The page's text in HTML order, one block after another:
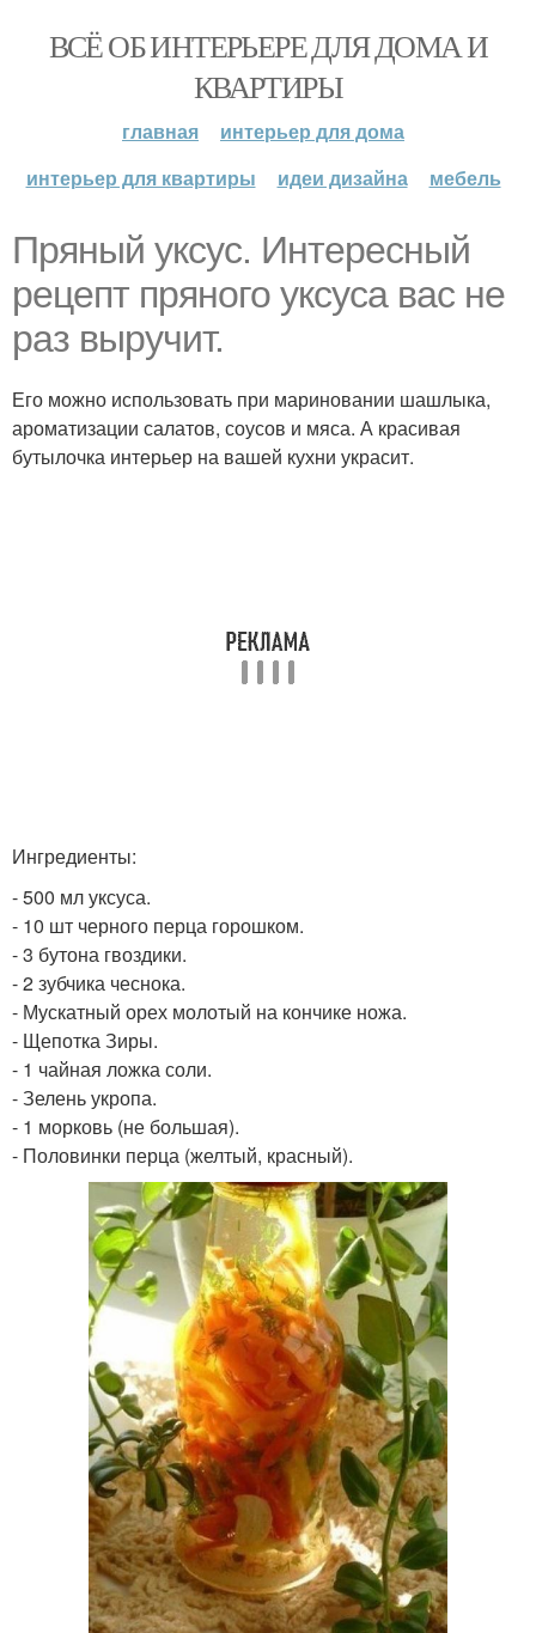
ВСЁ ОБ ИНТЕРЬЕРЕ ДЛЯ ДОМА И
КВАРТИРЫ
главная
интерьер для дома
интерьер для квартиры
идеи дизайна мебель
Пряный уксус. Интересный
рецепт пряного уксуса вас не
раз выручит.
Его можно использовать при мариновании шашлыка,
ароматизации салатов, соусов и мяса. А красивая
бутылочка интерьер на вашей кухни украсит.
Ингредиенты:
- 500 мл уксуса.
- 10 шт черного перца горошком.
- 3 бутона гвоздики.
- 2 зубчика чеснока.
- Мускатный орех молотый на кончике ножа.
- Щепотка Зиры.
- 1 чайная ложка соли.
- Зелень укропа.
- 1 морковь (не большая).
- Половинки перца (желтый, красный).